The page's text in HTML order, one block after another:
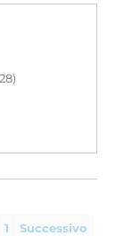
1 Successivo